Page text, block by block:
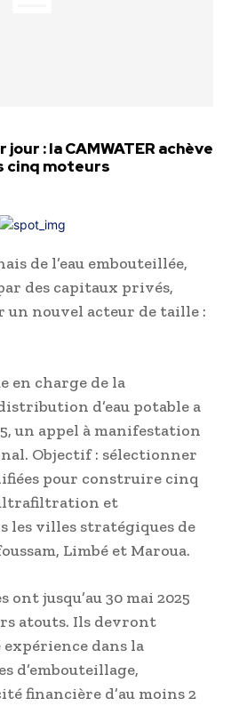
jour : la CAMWATER achève
cinq moteurs
de l’eau embouteillée,
des capitaux privés,
un nouvel acteur de taille :
en charge de la
d’eau potable a
un appel à manifestation
Objectif : sélectionner
pour construire cinq
et
les villes stratégiques de
Limbé et Maroua.
ont jusqu’au 30 mai 2025
atouts. Ils devront
dans la
d’embouteillage,
financière d’au moins 2